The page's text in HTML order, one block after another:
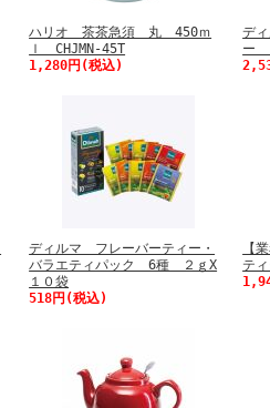
ハリオ 茶茶急須 丸 450ｍ
ｌ CHJMN-45T
1,280円(税込)
デ
ー
ディルマ フレーバーティー・
バラエティパック 6種 ２ｇX
１０袋
518円(税込)
【
テ